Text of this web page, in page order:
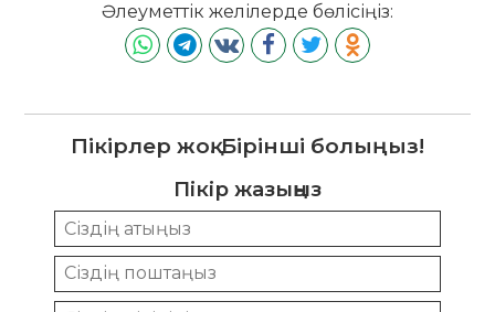
Әлеуметтік желілерде бөлісіңіз:
Пікірлер жоқ. Бірінші болыңыз!
Пікір жазыңыз